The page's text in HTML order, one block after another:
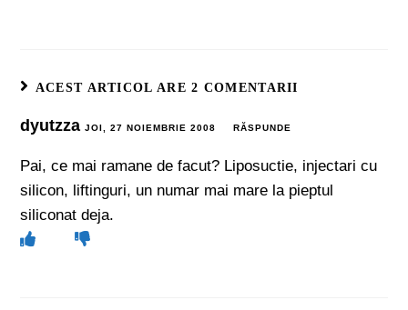
ACEST ARTICOL ARE 2 COMENTARII
dyutzzaJOI, 27 NOIEMBRIE 2008 RĂSPUNDE
Pai, ce mai ramane de facut? Liposuctie, injectari cu
silicon, liftinguri, un numar mai mare la pieptul
siliconat deja.